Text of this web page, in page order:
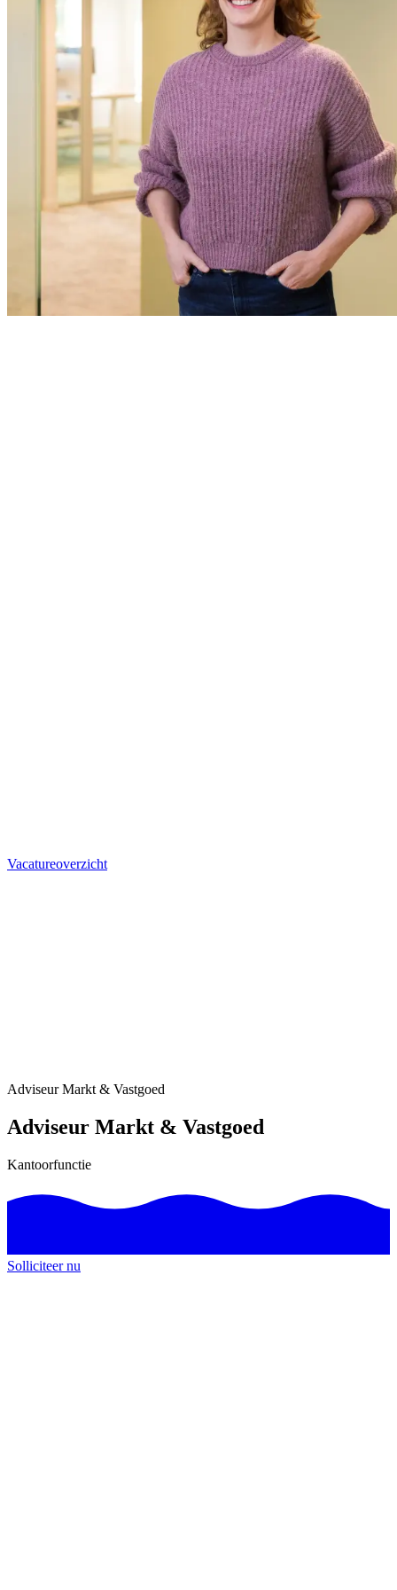
Vacatureoverzicht
Adviseur Markt & Vastgoed
Adviseur Markt & Vastgoed
Kantoorfunctie
Solliciteer nu